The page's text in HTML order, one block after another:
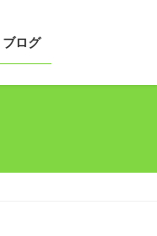
ブログ